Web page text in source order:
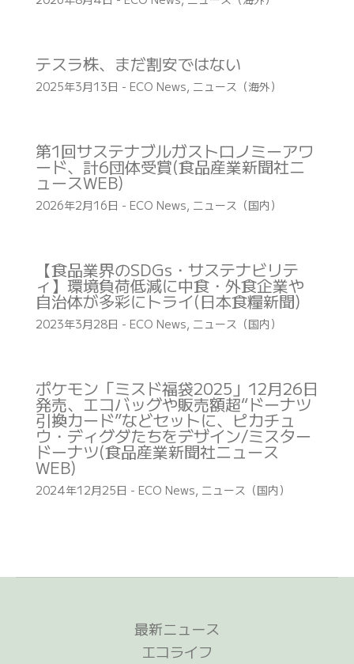
テスラ株、まだ割安ではない
2025年3月13日 - ECO News, ニュース（海外）
第1回サステナブルガストロノミーアワ
ード、計6団体受賞(食品産業新聞社ニ
ュースWEB)
2026年2月16日 - ECO News, ニュース（国内）
【食品業界のSDGs・サステナビリテ
ィ】環境負荷低減に中食・外食企業や
自治体が多彩にトライ(日本食糧新聞)
2023年3月28日 - ECO News, ニュース（国内）
ポケモン「ミスド福袋2025」12月26日
発売、エコバッグや販売額超“ドーナツ
引換カード”などセットに、ピカチュ
ウ・ディグダたちをデザイン/ミスター
ドーナツ(食品産業新聞社ニュース
WEB)
2024年12月25日 - ECO News, ニュース（国内）
最新ニュース
エコライフ